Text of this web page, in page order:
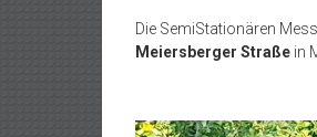
Die SemiStationären
Meiersberger Straße in